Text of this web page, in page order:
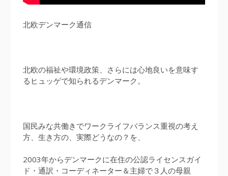
北欧デンマーク通信
北欧の福祉や環境政策、さらには心地良いを意味す
るヒュッゲで知られるデンマーク。
国民みな共働きでワークライフバランス重視の考え
方、生き方の、実際どうなの？を、
2003年からデンマークに在住の公認ライセンスガイ
ド・通訳・コーディネーター＆主婦で３人の母親